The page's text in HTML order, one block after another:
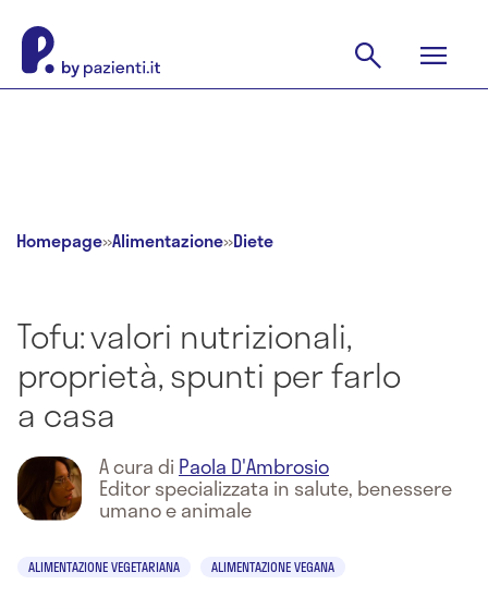
Homepage»Alimentazione»Diete
Tofu: valori nutrizionali,
proprietà, spunti per farlo
a casa
A cura di Paola D'Ambrosio
Editor specializzata in salute, benessere
umano e animale
ALIMENTAZIONE VEGETARIANA ALIMENTAZIONE VEGANA